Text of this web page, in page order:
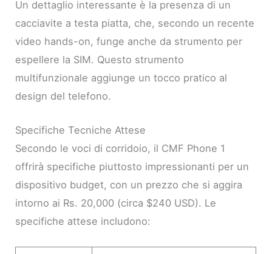
Un dettaglio interessante è la presenza di un
cacciavite a testa piatta, che, secondo un recente
video hands-on, funge anche da strumento per
espellere la SIM. Questo strumento
multifunzionale aggiunge un tocco pratico al
design del telefono.
Specifiche Tecniche Attese
Secondo le voci di corridoio, il CMF Phone 1
offrirà specifiche piuttosto impressionanti per un
dispositivo budget, con un prezzo che si aggira
intorno ai Rs. 20,000 (circa $240 USD). Le
specifiche attese includono: